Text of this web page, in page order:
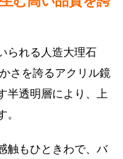
られる人造大理石
さを誇るアクリル鏡
半透明層により、上
触もひときわで、バ